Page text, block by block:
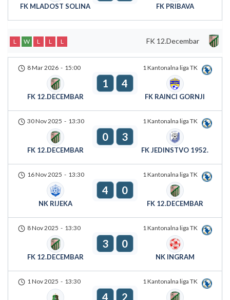
FK MLADOST SOLINA FK PRIBAVA
FK 12.Decembar
L W L L L
1 Kantonalna liga TK
8 Mar 2026 - 15:00
FK 12.DECEMBAR
1 4
FK RAINCI GORNJI
1 Kantonalna liga TK
30 Nov 2025 - 13:30
FK 12.DECEMBAR
0 3
FK JEDINSTVO 1952.
1 Kantonalna liga TK
16 Nov 2025 - 13:30
NK RIJEKA
4 0
FK 12.DECEMBAR
1 Kantonalna liga TK
8 Nov 2025 - 13:30
FK 12.DECEMBAR
3 0
NK INGRAM
1 Kantonalna liga TK
1 Nov 2025 - 13:30
4 2